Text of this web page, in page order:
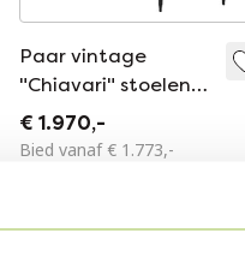
Paar vintage
"Chiavari" stoelen
van Paolo Buffa,
jaren 1950
€ 1.970,-
Bied vanaf € 1.773,-
-7%